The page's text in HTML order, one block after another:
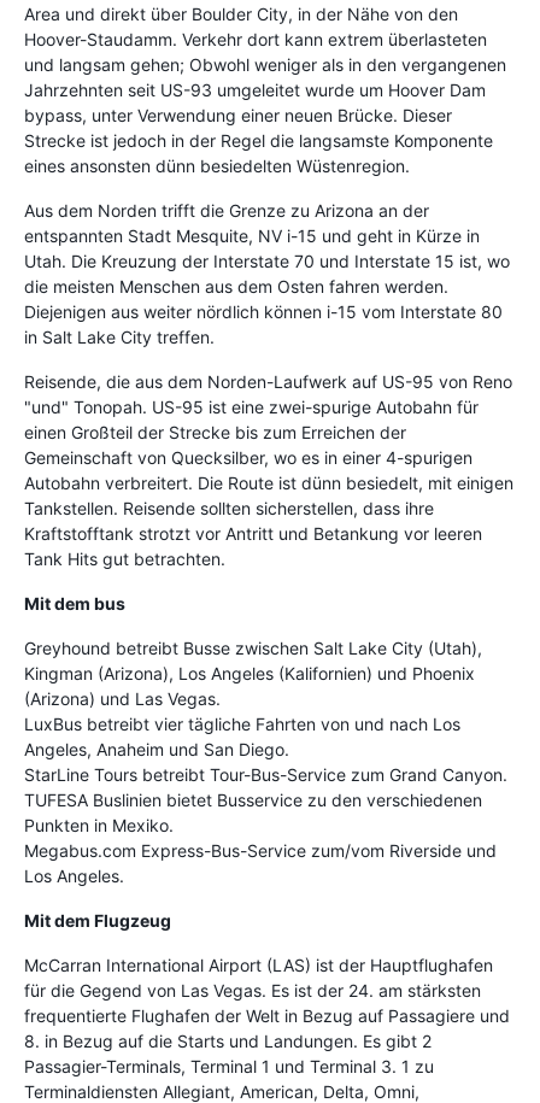
Area und direkt über Boulder City, in der Nähe von den
Hoover-Staudamm. Verkehr dort kann extrem überlasteten
und langsam gehen; Obwohl weniger als in den vergangenen
Jahrzehnten seit US-93 umgeleitet wurde um Hoover Dam
bypass, unter Verwendung einer neuen Brücke. Dieser
Strecke ist jedoch in der Regel die langsamste Komponente
eines ansonsten dünn besiedelten Wüstenregion.
Aus dem Norden trifft die Grenze zu Arizona an der
entspannten Stadt Mesquite, NV i-15 und geht in Kürze in
Utah. Die Kreuzung der Interstate 70 und Interstate 15 ist, wo
die meisten Menschen aus dem Osten fahren werden.
Diejenigen aus weiter nördlich können i-15 vom Interstate 80
in Salt Lake City treffen.
Reisende, die aus dem Norden-Laufwerk auf US-95 von Reno
"und" Tonopah. US-95 ist eine zwei-spurige Autobahn für
einen Großteil der Strecke bis zum Erreichen der
Gemeinschaft von Quecksilber, wo es in einer 4-spurigen
Autobahn verbreitert. Die Route ist dünn besiedelt, mit einigen
Tankstellen. Reisende sollten sicherstellen, dass ihre
Kraftstofftank strotzt vor Antritt und Betankung vor leeren
Tank Hits gut betrachten.
Mit dem bus
Greyhound betreibt Busse zwischen Salt Lake City (Utah),
Kingman (Arizona), Los Angeles (Kalifornien) und Phoenix
(Arizona) und Las Vegas.
LuxBus betreibt vier tägliche Fahrten von und nach Los
Angeles, Anaheim und San Diego.
StarLine Tours betreibt Tour-Bus-Service zum Grand Canyon.
TUFESA Buslinien bietet Busservice zu den verschiedenen
Punkten in Mexiko.
Megabus.com Express-Bus-Service zum/vom Riverside und
Los Angeles.
Mit dem Flugzeug
McCarran International Airport (LAS) ist der Hauptflughafen
für die Gegend von Las Vegas. Es ist der 24. am stärksten
frequentierte Flughafen der Welt in Bezug auf Passagiere und
8. in Bezug auf die Starts und Landungen. Es gibt 2
Passagier-Terminals, Terminal 1 und Terminal 3. 1 zu
Terminaldiensten Allegiant, American, Delta, Omni,